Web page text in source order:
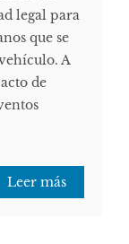
legal para
que se
A
de
Leer más